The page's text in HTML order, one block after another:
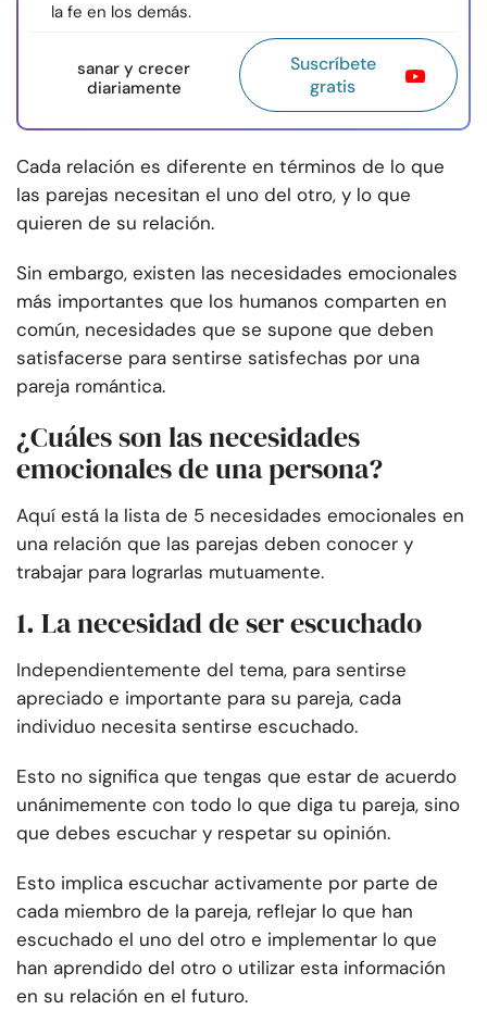
la fe en los demás.
sanar y crecer
diariamente
Suscríbete
gratis
Cada relación es diferente en términos de lo que
las parejas necesitan el uno del otro, y lo que
quieren de su relación.
Sin embargo, existen las necesidades emocionales
más importantes que los humanos comparten en
común, necesidades que se supone que deben
satisfacerse para sentirse satisfechas por una
pareja romántica.
¿Cuáles son las necesidades
emocionales de una persona?
Aquí está la lista de 5 necesidades emocionales en
una relación que las parejas deben conocer y
trabajar para lograrlas mutuamente.
1. La necesidad de ser escuchado
Independientemente del tema, para sentirse
apreciado e importante para su pareja, cada
individuo necesita sentirse escuchado.
Esto no significa que tengas que estar de acuerdo
unánimemente con todo lo que diga tu pareja, sino
que debes escuchar y respetar su opinión.
Esto implica escuchar activamente por parte de
cada miembro de la pareja, reflejar lo que han
escuchado el uno del otro e implementar lo que
han aprendido del otro o utilizar esta información
en su relación en el futuro.